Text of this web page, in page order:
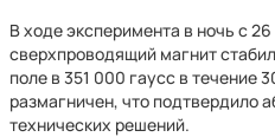
В ходе эксперимента в ночь с 26
сверхпроводящий магнит
поле в 351 000 гаусс в течение
размагничен, что подтвердило
технических решений.